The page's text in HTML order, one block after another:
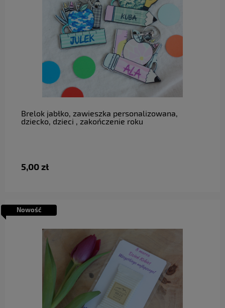
Brelok jabłko, zawieszka personalizowana,
dziecko, dzieci , zakończenie roku
5,00 zł
do koszyka
Nowość